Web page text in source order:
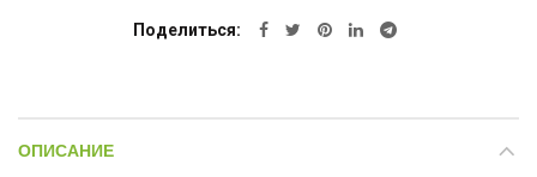
Поделиться
ОПИСАНИЕ